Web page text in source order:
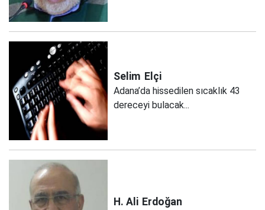
Selim Elçi
Adana’da hissedilen sıcaklık 43
dereceyi bulacak...
H. Ali Erdoğan